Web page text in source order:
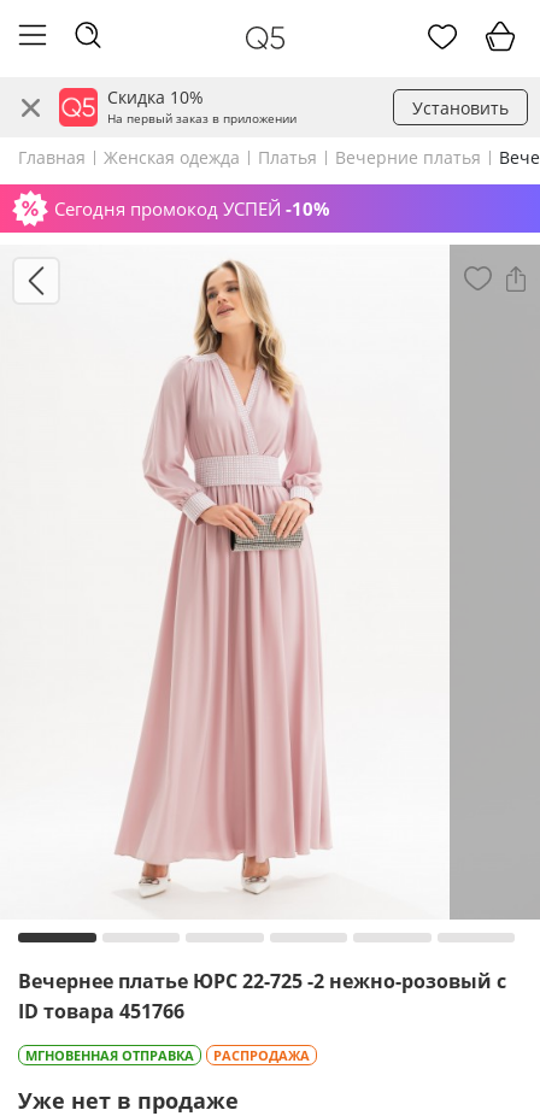
Скидка 10%
На первый заказ в приложении Установить
Главная Женская одежда Платья Вечерние платья
Сегодня промокод УСПЕЙ -10%
Вечернее платье ЮРС 22-725 -2 нежно-розовый с
ID товара 451766
МГНОВЕННАЯ ОТПРАВКА РАСПРОДАЖА
Уже нет в продаже